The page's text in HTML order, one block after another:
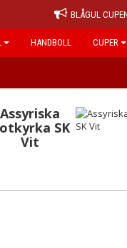
BLÅGUL
HANDBOLL CUPER
Assyriska
SK
Vit